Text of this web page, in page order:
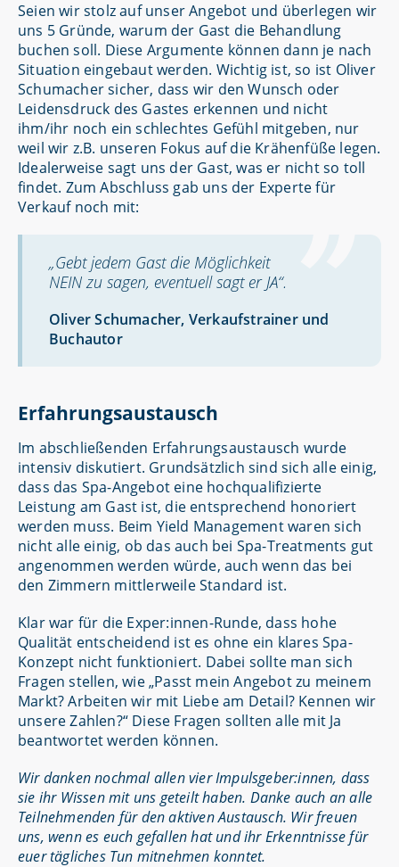
Seien wir stolz auf unser Angebot und überlegen wir
uns 5 Gründe, warum der Gast die Behandlung
buchen soll. Diese Argumente können dann je nach
Situation eingebaut werden. Wichtig ist, so ist Oliver
Schumacher sicher, dass wir den Wunsch oder
Leidensdruck des Gastes erkennen und nicht
ihm/ihr noch ein schlechtes Gefühl mitgeben, nur
weil wir z.B. unseren Fokus auf die Krähenfüße legen.
Idealerweise sagt uns der Gast, was er nicht so toll
findet. Zum Abschluss gab uns der Experte für
Verkauf noch mit:
„Gebt jedem Gast die Möglichkeit
NEIN zu sagen, eventuell sagt er JA“.
Oliver Schumacher, Verkaufstrainer und
Buchautor
Erfahrungsaustausch
Im abschließenden Erfahrungsaustausch wurde
intensiv diskutiert. Grundsätzlich sind sich alle einig,
dass das Spa-Angebot eine hochqualifizierte
Leistung am Gast ist, die entsprechend honoriert
werden muss. Beim Yield Management waren sich
nicht alle einig, ob das auch bei Spa-Treatments gut
angenommen werden würde, auch wenn das bei
den Zimmern mittlerweile Standard ist.
Klar war für die Exper:innen-Runde, dass hohe
Qualität entscheidend ist es ohne ein klares Spa-
Konzept nicht funktioniert. Dabei sollte man sich
Fragen stellen, wie „Passt mein Angebot zu meinem
Markt? Arbeiten wir mit Liebe am Detail? Kennen wir
unsere Zahlen?“ Diese Fragen sollten alle mit Ja
beantwortet werden können.
Wir danken nochmal allen vier Impulsgeber:innen, dass
sie ihr Wissen mit uns geteilt haben. Danke auch an alle
Teilnehmenden für den aktiven Austausch. Wir freuen
uns, wenn es euch gefallen hat und ihr Erkenntnisse für
euer tägliches Tun mitnehmen konntet.